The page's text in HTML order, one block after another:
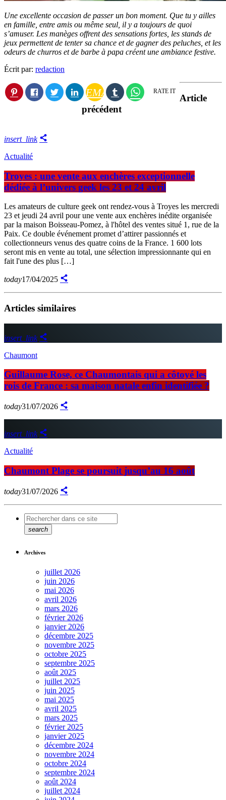
Une excellente occasion de passer un bon moment. Que tu y ailles
en famille, entre amis ou même seul, il y a toujours de quoi
s’amuser. Les manèges offrent des sensations fortes, les stands de
jeux permettent de tenter sa chance et de gagner des peluches, et les
odeurs de churros et de barbe à papa créent une ambiance festive.
Écrit par: redaction
EMAIL RATE IT
Article
précédent
insert_link
Actualité
Troyes : une vente aux enchères exceptionnelle
dédiée à l’univers geek les 23 et 24 avril
Les amateurs de culture geek ont rendez-vous à Troyes les mercredi
23 et jeudi 24 avril pour une vente aux enchères inédite organisée
par la maison Boisseau-Pomez, à l'hôtel des ventes situé 1, rue de la
Paix. Ce double événement promet d’attirer passionnés et
collectionneurs venus des quatre coins de la France. 1 600 lots
seront mis en vente au total, une sélection impressionnante qui en
fait l'une des plus […]
today17/04/2025
Articles similaires
insert_link
Chaumont
Guillaume Rose, ce Chaumontais qui a côtoyé les
rois de France : sa maison natale enfin identifiée ?
today31/07/2026
insert_link
Actualité
Chaumont Plage se poursuit jusqu’au 16 août
today31/07/2026
search
Archives
juillet 2026
juin 2026
mai 2026
avril 2026
mars 2026
février 2026
janvier 2026
décembre 2025
novembre 2025
octobre 2025
septembre 2025
août 2025
juillet 2025
juin 2025
mai 2025
avril 2025
mars 2025
février 2025
janvier 2025
décembre 2024
novembre 2024
octobre 2024
septembre 2024
août 2024
juillet 2024